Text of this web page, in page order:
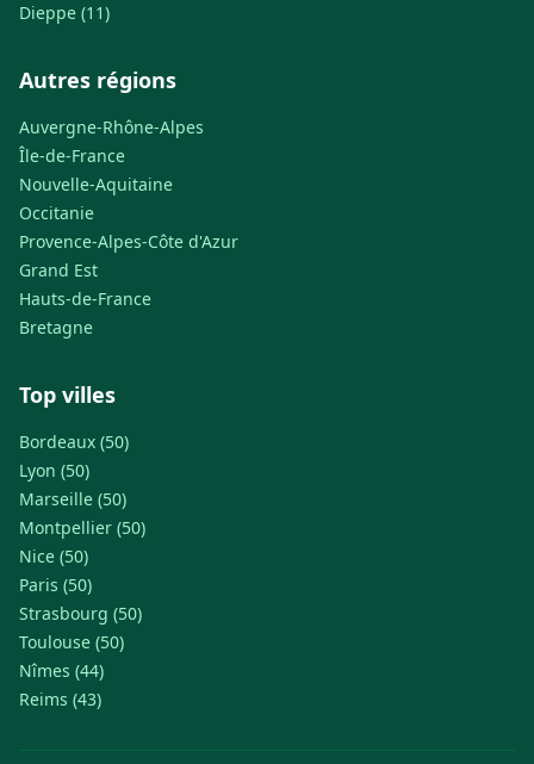
Dieppe (11)
Autres régions
Auvergne-Rhône-Alpes
Île-de-France
Nouvelle-Aquitaine
Occitanie
Provence-Alpes-Côte d'Azur
Grand Est
Hauts-de-France
Bretagne
Top villes
Bordeaux (50)
Lyon (50)
Marseille (50)
Montpellier (50)
Nice (50)
Paris (50)
Strasbourg (50)
Toulouse (50)
Nîmes (44)
Reims (43)